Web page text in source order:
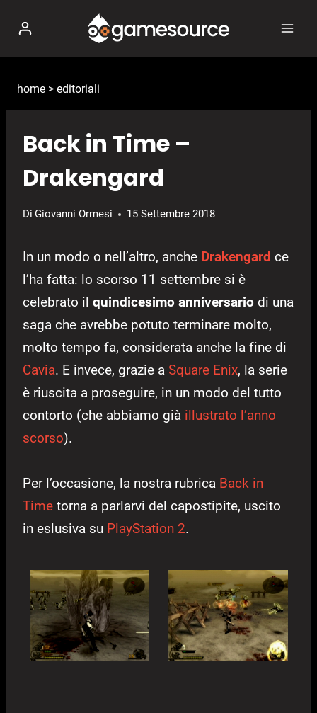
contenuto
home > editoriali
Back in Time –
Drakengard
Di Giovanni Ormesi 15 Settembre 2018
In un modo o nell’altro, anche Drakengard ce
l’ha fatta: lo scorso 11 settembre si è
celebrato il quindicesimo anniversario di una
saga che avrebbe potuto terminare molto,
molto tempo fa, considerata anche la fine di
Cavia. E invece, grazie a Square Enix, la serie
è riuscita a proseguire, in un modo del tutto
contorto (che abbiamo già illustrato l’anno
scorso).
Per l’occasione, la nostra rubrica Back in
Time torna a parlarvi del capostipite, uscito
in eslusiva su PlayStation 2.